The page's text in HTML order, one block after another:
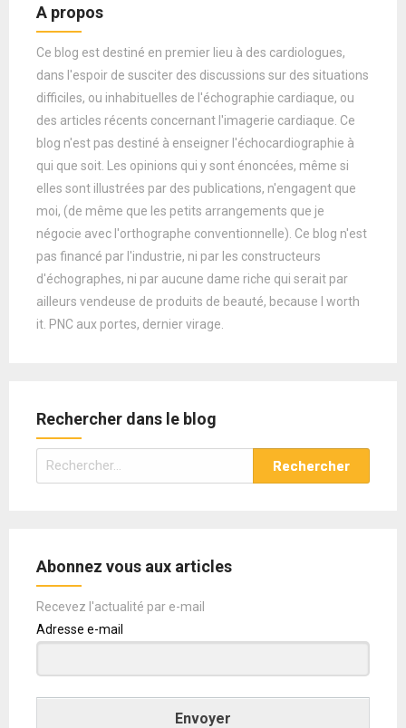
A propos
Ce blog est destiné en premier lieu à des cardiologues,
dans l'espoir de susciter des discussions sur des situations
difficiles, ou inhabituelles de l'échographie cardiaque, ou
des articles récents concernant l'imagerie cardiaque. Ce
blog n'est pas destiné à enseigner l'échocardiographie à
qui que soit. Les opinions qui y sont énoncées, même si
elles sont illustrées par des publications, n'engagent que
moi, (de même que les petits arrangements que je
négocie avec l'orthographe conventionnelle). Ce blog n'est
pas financé par l'industrie, ni par les constructeurs
d'échographes, ni par aucune dame riche qui serait par
ailleurs vendeuse de produits de beauté, because I worth
it. PNC aux portes, dernier virage.
Rechercher dans le blog
Rechercher :
Abonnez vous aux articles
Recevez l'actualité par e-mail
Adresse e-mail
Envoyer